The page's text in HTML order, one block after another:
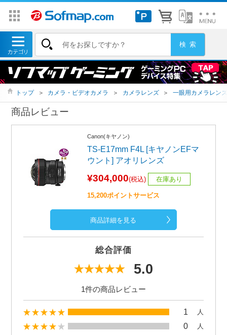
トップ ＞ カメラ・ビデオカメラ ＞ カメラレンズ ＞ 一眼用カメラレンズ
商品レビュー
Canon(キヤノン)
TS-E17mm F4L [キヤノンEFマ
ウント] アオリレンズ
¥304,000(税込) 在庫あり
15,200ポイントサービス
商品詳細を見る
総合評価
5.0
1件の商品レビュー
1 人
0 人